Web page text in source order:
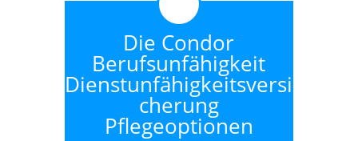
Die Condor
Berufsunfähigkeit
Dienstunfähigkeitsversi
cherung
Pflegeoptionen